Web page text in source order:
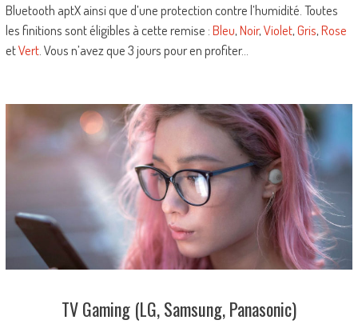
Bluetooth aptX ainsi que d’une protection contre l’humidité. Toutes
les finitions sont éligibles à cette remise :Bleu,Noir,Violet,Gris,Rose
etVert. Vous n’avez que 3 jours pour en profiter…
TV Gaming (LG, Samsung, Panasonic)